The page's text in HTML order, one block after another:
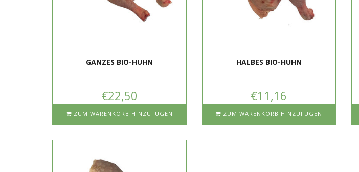
GANZES BIO-HUHN
€22,50
ZUM WARENKORB HINZUFÜGEN
HALBES BIO-HUHN
€11,16
ZUM WARENKORB HINZUFÜGEN